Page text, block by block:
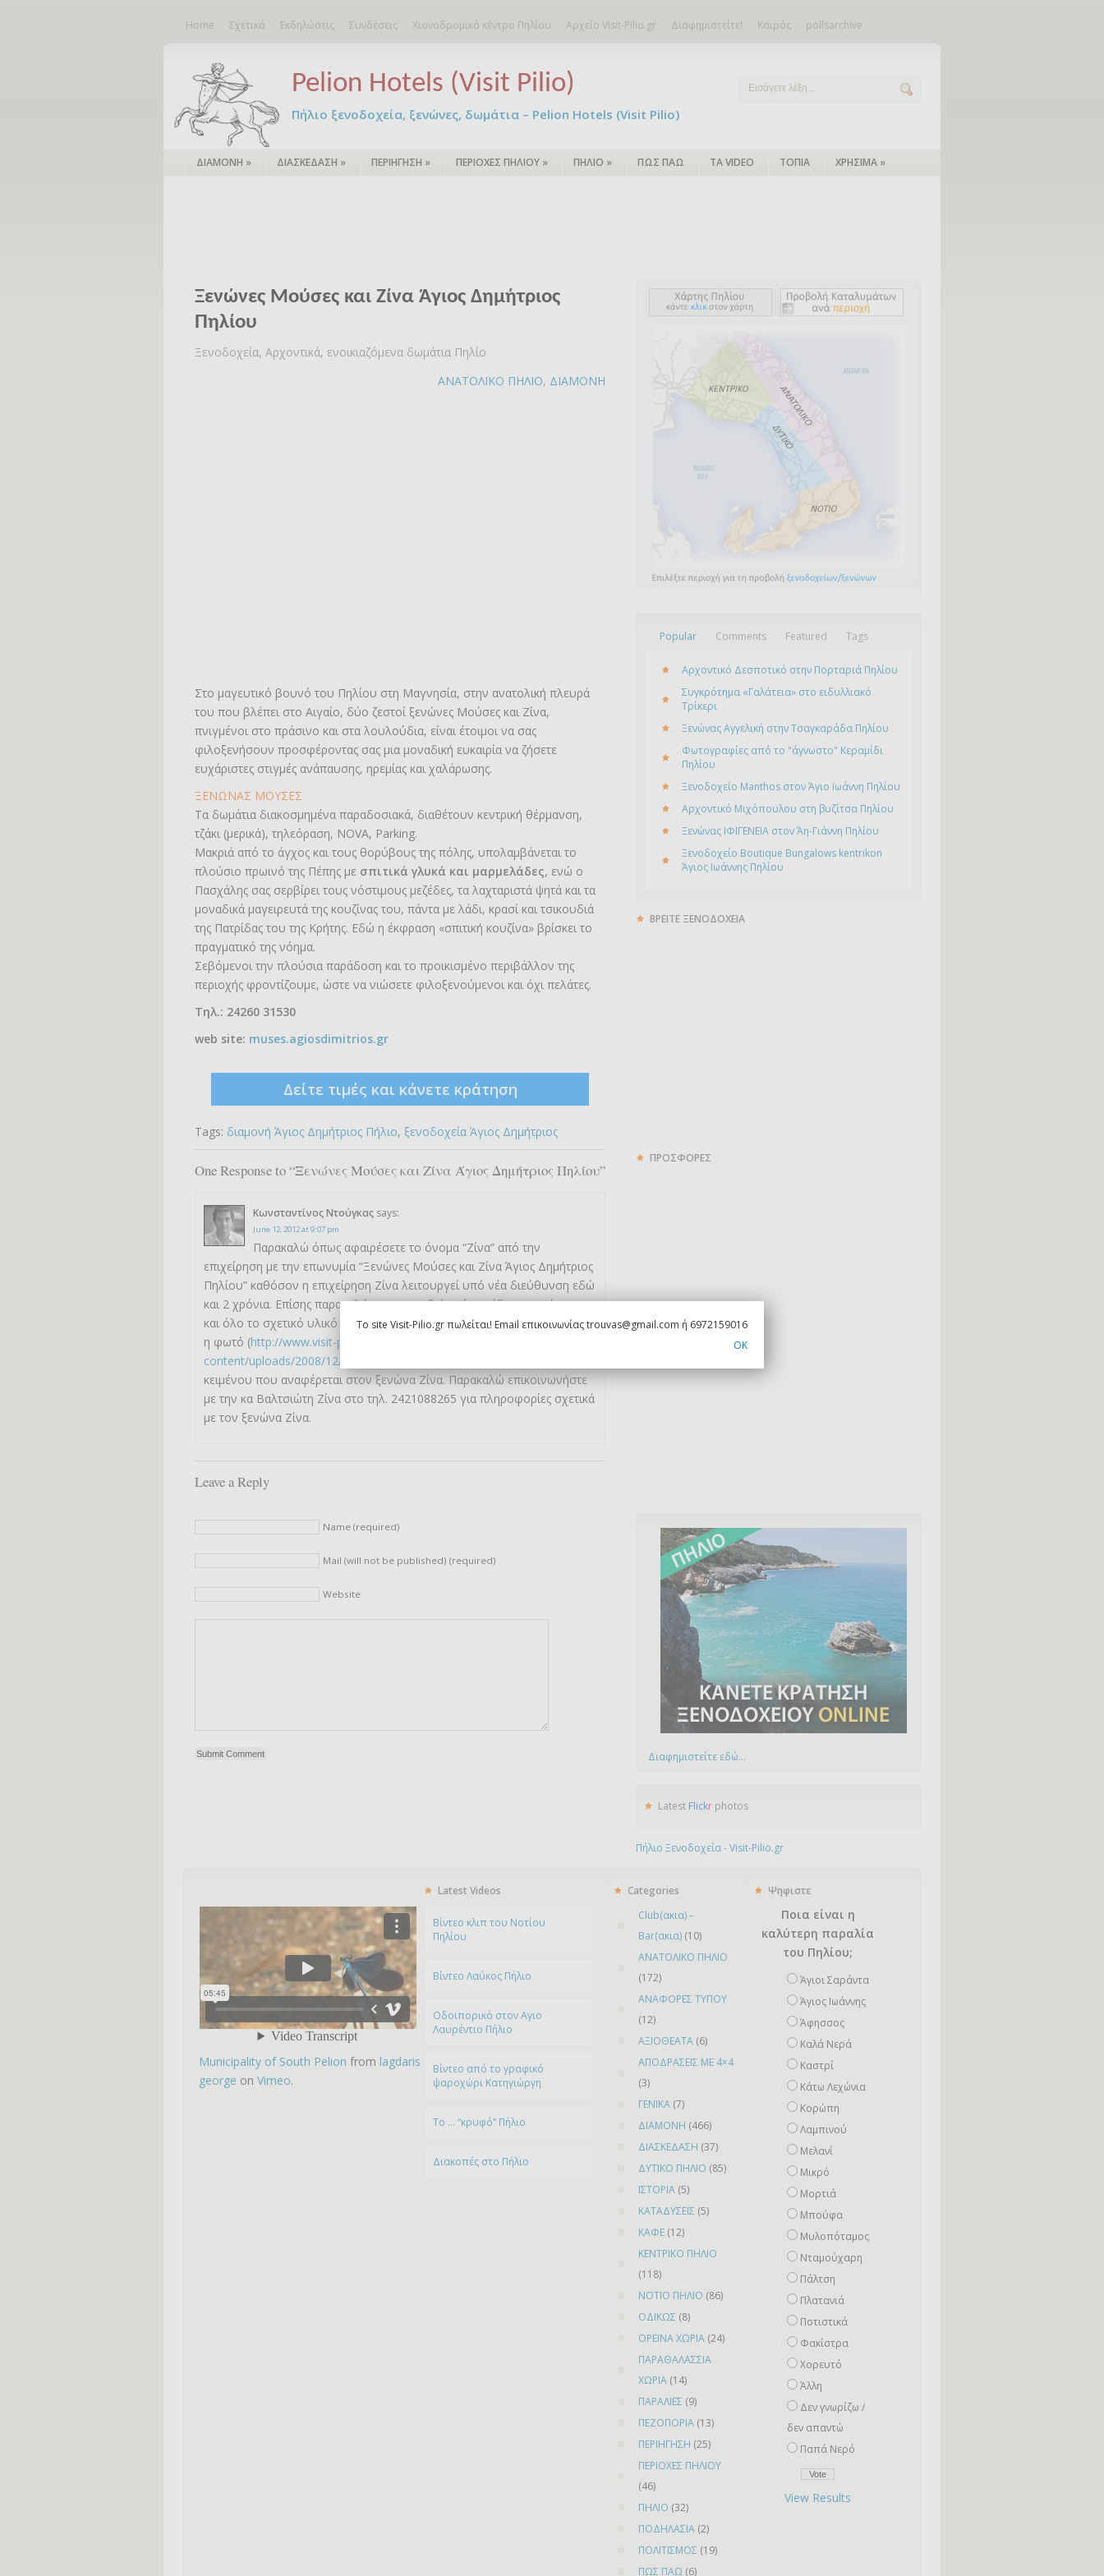
Home Σχετικά Εκδηλώσεις Συνδέσεις Χιονοδρομικό κέντρο Πηλίου Αρχείο Visit-Pilio.gr Διαφημιστείτε! Καιρός pollsarchive
Pelion Hotels (Visit Pilio)
Πήλιο ξενοδοχεία, ξενώνες, δωμάτια – Pelion Hotels (Visit Pilio)
ΔΙΑΜΟΝΗ » ΔΙΑΣΚΕΔΑΣΗ » ΠΕΡΙΗΓΗΣΗ » ΠΕΡΙΟΧΕΣ ΠΗΛΙΟΥ » ΠΗΛΙΟ » ΠΩΣ ΠΑΩ ΤΑ VIDEO ΤΟΠΙΑ ΧΡΗΣΙΜΑ »
Ξενώνες Μούσες και Ζίνα Άγιος Δημήτριος
Πηλίου
Ξενοδοχεία, Αρχοντικά, ενοικιαζόμενα δωμάτια Πηλίο
ΑΝΑΤΟΛΙΚΟ ΠΗΛΙΟ, ΔΙΑΜΟΝΗ
Στο μαγευτικό βουνό του Πηλίου στη Μαγνησία, στην ανατολική πλευρά
του που βλέπει στο Αιγαίο, δύο ζεστοί ξενώνες Μούσες και Ζίνα,
πνιγμένοι στο πράσινο και στα λουλούδια, είναι έτοιμοι να σας
φιλοξενήσουν προσφέροντας σας μια μοναδική ευκαιρία να ζήσετε
ευχάριστες στιγμές ανάπαυσης, ηρεμίας και χαλάρωσης.
ΞΕΝΩΝΑΣ ΜΟΥΣΕΣ
Τα δωμάτια διακοσμημένα παραδοσιακά, διαθέτουν κεντρική θέρμανση,
τζάκι (μερικά), τηλεόραση, NOVA, Parking.
Μακριά από το άγχος και τους θορύβους της πόλης, υπολαμβάνεται το
πλούσιο πρωινό της Πέπης με σπιτικά γλυκά και μαρμελάδες, ενώ ο
Πασχάλης σας σερβίρει τους νόστιμους μεζέδες, τα λαχταριστά ψητά και τα
μοναδικά μαγειρευτά της κουζίνας του, πάντα με λάδι, κρασί και τσικουδιά
της Πατρίδας του της Κρήτης. Εδώ η έκφραση «σπιτική κουζίνα» βρίσκει το
πραγματικό της νόημα.
Σεβόμενοι την πλούσια παράδοση και το προικισμένο περιβάλλον της
περιοχής φροντίζουμε, ώστε να νιώσετε φιλοξενούμενοι και όχι πελάτες.
Τηλ.: 24260 31530
web site: muses.agiosdimitrios.gr
Δείτε τιμές και κάνετε κράτηση
Tags: διαμονή Άγιος Δημήτριος Πήλιο, ξενοδοχεία Άγιος Δημήτριος
One Response to “Ξενώνες Μούσες και Ζίνα Άγιος Δημήτριος Πηλίου”
Κωνσταντίνος Ντούγκας says:
June 12, 2012 at 9:07 pm
Παρακαλώ όπως αφαιρέσετε το όνομα “Ζίνα” από την
επιχείρηση με την επωνυμία “Ξενώνες Μούσες και Ζίνα Άγιος Δημήτριος
Πηλίου” καθόσον η επιχείρηση Ζίνα λειτουργεί υπό νέα διεύθυνση εδώ
και 2 χρόνια. Επίσης παρακαλώ να αφαιρεθεί από την ίδια καταχώρηση
και όλο το σχετικό υλικό το οποίο παραπέμπει στον ξενώνα Ζίνα όπως
η φωτό (http://www.visit-pilio.gr/wp-
content/uploads/2008/12/muses_zina.jpg
κειμένου που αναφέρεται στον ξενώνα Ζίνα. Παρακαλώ επικοινωνήστε
με την κα Βαλτσιώτη Ζίνα στο τηλ. 2421088265 για πληροφορίες σχετικά
με τον ξενώνα Ζίνα.
Leave a Reply
Name (required)
Mail (will not be published) (required)
Website
Popular Comments Featured Tags
Αρχοντικό Δεσποτικό στην Πορταριά Πηλίου
Συγκρότημα «Γαλάτεια» στο ειδυλλιακό
Τρίκερι
Ξενώνας Αγγελική στην Τσαγκαράδα Πηλίου
Φωτογραφίες από το "άγνωστο" Κεραμίδι
Πηλίου
Ξενοδοχείο Manthos στον Άγιο Ιωάννη Πηλίου
Αρχοντικό Μιχόπουλου στη βυζίτσα Πηλίου
Ξενώνας ΙΦΙΓΕΝΕΙΑ στον Άη-Γιάννη Πηλίου
Ξενοδοχείο Boutique Bungalows kentrikon
Άγιος Ιωάννης Πηλίου
ΒΡΕΙΤΕ ΞΕΝΟΔΟΧΕΙΑ
ΠΡΟΣΦΟΡΕΣ
Διαφημιστείτε εδώ...
Latest Flickr photos
Πήλιο Ξενοδοχεία - Visit-Pilio.gr
Municipality of South Pelion from lagdaris
george on Vimeo.
Latest Videos
Bίντεο κλιπ του Νοτίου
Πηλίου
Βίντεο Λαύκος Πήλιο
Οδοιπορικό στον Αγιο
Λαυρέντιο Πήλιο
Βίντεο από το γραφικό
ψαροχώρι Kατηγιώργη
To … “κρυφό” Πήλιο
Διακοπές στο Πήλιο
Categories
Club(ακια) –
Bar(ακια) (10)
ΑΝΑΤΟΛΙΚΟ ΠΗΛΙΟ
(172)
ΑΝΑΦΟΡΕΣ ΤΥΠΟΥ
(12)
ΑΞΙΟΘΕΑΤΑ (6)
ΑΠΟΔΡΑΣΕΙΣ ΜΕ 4×4
(3)
ΓΕΝΙΚΑ (7)
ΔΙΑΜΟΝΗ (466)
ΔΙΑΣΚΕΔΑΣΗ (37)
ΔΥΤΙΚΟ ΠΗΛΙΟ (85)
ΙΣΤΟΡΙΑ (5)
ΚΑΤΑΔΥΣΕΙΣ (5)
ΚΑΦΕ (12)
ΚΕΝΤΡΙΚΟ ΠΗΛΙΟ
(118)
ΝΟΤΙΟ ΠΗΛΙΟ (86)
ΟΔΙΚΩΣ (8)
ΟΡΕΙΝΑ ΧΩΡΙΑ (24)
ΠΑΡΑΘΑΛΑΣΣΙΑ
ΧΩΡΙΑ (14)
ΠΑΡΑΛΙΕΣ (9)
ΠΕΖΟΠΟΡΙΑ (13)
ΠΕΡΙΗΓΗΣΗ (25)
ΠΕΡΙΟΧΕΣ ΠΗΛΙΟΥ
(46)
ΠΗΛΙΟ (32)
ΠΟΔΗΛΑΣΙΑ (2)
ΠΟΛΙΤΙΣΜΟΣ (19)
ΠΩΣ ΠΑΩ (6)
Ψηφιστε
Ποια είναι η
καλύτερη παραλία
του Πηλίου;
Άγιοι Σαράντα
Άγιος Ιωάννης
Άφησσος
Καλά Νερά
Καστρί
Κάτω Λεχώνια
Κορώπη
Λαμπινού
Μελανί
Μικρό
Mορτιά
Μπούφα
Μυλοπόταμος
Νταμούχαρη
Πάλτση
Πλατανιά
Ποτιστικά
Φακίστρα
Χορευτό
Άλλη
Δεν γνωρίζω /
δεν απαντώ
Παπά Νερό
View Results
To site Visit-Pilio.gr πωλείται! Email επικοινωνίας trouvas@gmail.com ή 6972159016
OK